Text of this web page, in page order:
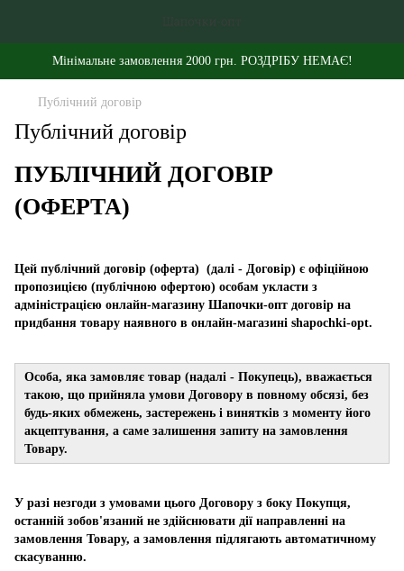
Мінімальне замовлення 2000 грн. РОЗДРІБУ НЕМАЄ!
Публічний договір
Публічний договір
ПУБЛІЧНИЙ ДОГОВІР
(ОФЕРТА)
Цей публічний договір (оферта) (далі - Договір) є офіційною
пропозицією (публічною офертою) особам укласти з
адміністрацією онлайн-магазину Шапочки-опт договір на
придбання товару наявного в онлайн-магазині shapochki-opt.
Особа, яка замовляє товар (надалі - Покупець), вважається
такою, що прийняла умови Договору в повному обсязі, без
будь-яких обмежень, застережень і винятків з моменту його
акцептування, а саме залишення запиту на замовлення
Товару.
У разі незгоди з умовами цього Договору з боку Покупця,
останній зобов'язаний не здійснювати дії направленні на
замовлення Товару, а замовлення підлягають автоматичному
скасуванню.